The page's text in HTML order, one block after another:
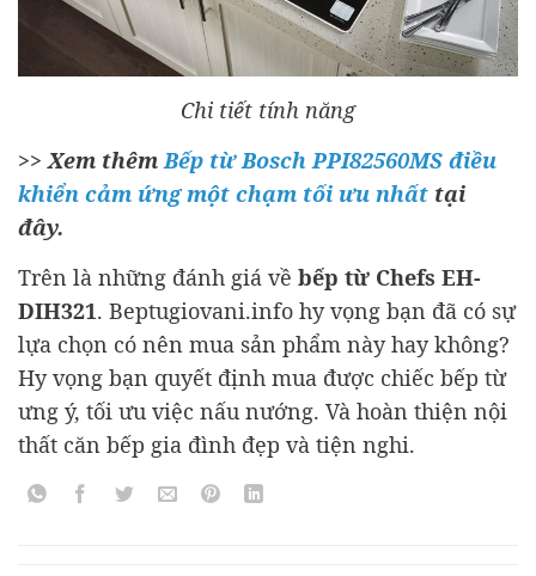
Chi tiết tính năng
>> Xem thêm Bếp từ Bosch PPI82560MS điều
khiển cảm ứng một chạm tối ưu nhất tại
đây.
Trên là những đánh giá về bếp từ Chefs EH-
DIH321. Beptugiovani.info hy vọng bạn đã có sự
lựa chọn có nên mua sản phẩm này hay không?
Hy vọng bạn quyết định mua được chiếc bếp từ
ưng ý, tối ưu việc nấu nướng. Và hoàn thiện nội
thất căn bếp gia đình đẹp và tiện nghi.